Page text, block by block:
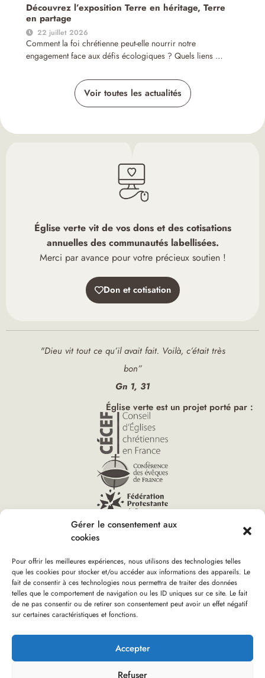
Gérer le consentement aux
cookies
Pour offrir les meilleures expériences, nous utilisons des technologies telles
que les cookies pour stocker et/ou accéder aux informations des appareils. Le
fait de consentir à ces technologies nous permettra de traiter des données
telles que le comportement de navigation ou les ID uniques sur ce site. Le fait
de ne pas consentir ou de retirer son consentement peut avoir un effet négatif
sur certaines caractéristiques et fonctions.
Accepter
Refuser
Découvrez l’exposition Terre en héritage, Terre
en partage
22 juillet 2026
Comment la foi chrétienne peut-elle nourrir notre
engagement face aux défis écologiques ? Quels liens …
Voir toutes les actualités
Église verte vit de vos dons et des cotisations
annuelles des communautés labellisées.
Merci par avance pour votre précieux soutien !
Don et cotisation
"Dieu vit tout ce qu’il avait fait. Voilà, c’était très
bon”
Gn 1, 31
Église verte est un projet porté par :
Vous êtes ici :
Accueil»Conférence-Débat « Ecologie et économie, est-ce
compatible ? » (59)
Mentions Légales